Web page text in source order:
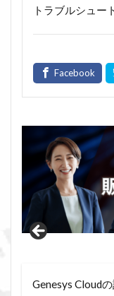
トラブルシュー
Genesys Cloud